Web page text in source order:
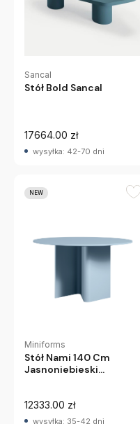
Sancal
Stół Bold Sancal
17664.00 zł
wysyłka: 42-70 dni
NEW
Miniforms
Stół Nami 140 Cm
Jasnoniebieski
12333.00 zł
wysyłka: 35-42 dni